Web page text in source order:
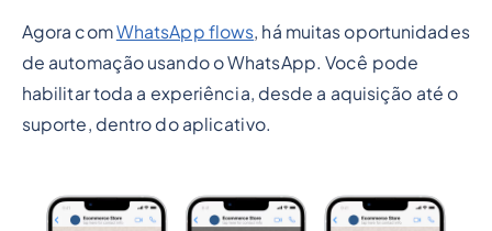
Agora comWhatsApp flows, há muitas oportunidades
de automação usando o WhatsApp. Você pode
habilitar toda a experiência, desde a aquisição até o
suporte, dentro do aplicativo.